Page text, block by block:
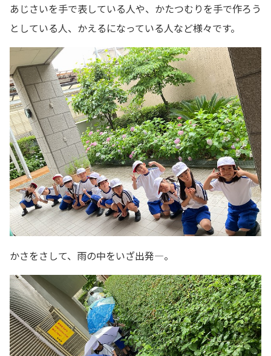
あじさいを手で表している人や、かたつむりを手で作ろう
としている人、かえるになっている人など様々です。
かさをさして、雨の中をいざ出発―。